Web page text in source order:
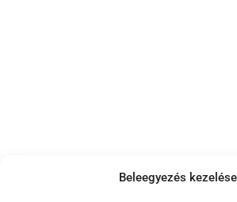
Beleegyezés kezelése